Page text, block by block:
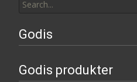
for:
Godis
Godis produkter